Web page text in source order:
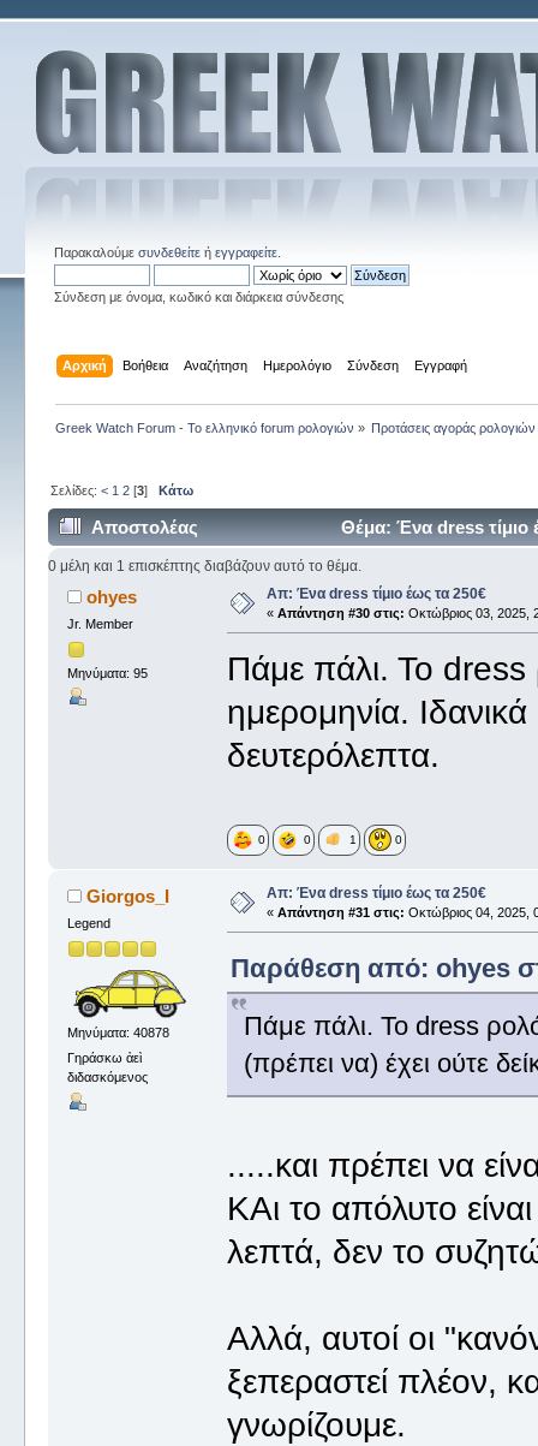
Παρακαλούμε συνδεθείτεή εγγραφείτε.
Σύνδεση με όνομα, κωδικό και διάρκεια σύνδεσης
Αρχική Βοήθεια Αναζήτηση Ημερολόγιο Σύνδεση Εγγραφή
Greek Watch Forum - Το ελληνικό forum ρολογιών » Προτάσεις αγοράς ρολογιών
Σελίδες: < 1 2[3] Κάτω
Αποστολέας Θέμα: Ένα dress τίμιο
0 μέλη και 1 επισκέπτης διαβάζουν αυτό το θέμα.
ohyes
Jr. Member
Μηνύματα: 95
Απ: Ένα dress τίμιο έως τα 250€
« Απάντηση #30 στις: Οκτώβριος 03, 2025,
Πάμε πάλι. Το dress
ημερομηνία. Ιδανικά
δευτερόλεπτα.
0 0 1 0
Giorgos_I
Legend
Μηνύματα: 40878
Γηράσκω ἀεὶ
διδασκόμενος
Απ: Ένα dress τίμιο έως τα 250€
« Απάντηση #31 στις: Οκτώβριος 04, 2025,
Παράθεση από: ohyes
Πάμε πάλι. Το dress
(πρέπει να) έχει ούτε
.....και πρέπει να
ΚΑι το απόλυτο
λεπτά, δεν το
Αλλά, αυτοί οι
ξεπεραστεί πλέον,
γνωρίζουμε.